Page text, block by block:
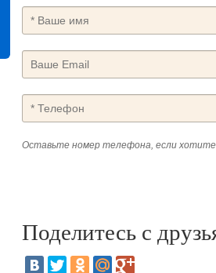
Оставьте номер телефона, если
Поделитесь с